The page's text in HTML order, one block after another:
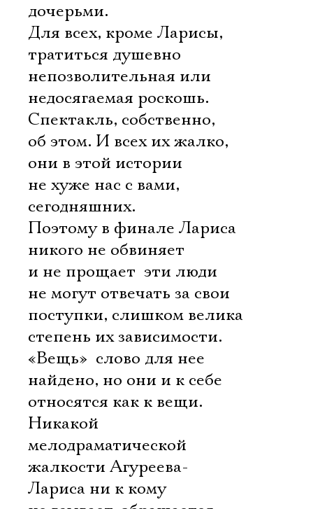
дочерьми.
Для всех, кроме Ларисы,
тратиться душевно 
непозволительная или
недосягаемая роскошь.
Спектакль, собственно,
об этом. И всех их жалко,
они в этой истории
не хуже нас с вами,
сегодняшних.
Поэтому в финале Лариса
никого не обвиняет
и не прощает  эти люди
не могут отвечать за свои
поступки, слишком велика
степень их зависимости.
«Вещь»  слово для нее
найдено, но они и к себе
относятся как к вещи.
Никакой
мелодраматической
жалкости Агуреева-
Лариса ни к кому
Имя
Ознакомиться